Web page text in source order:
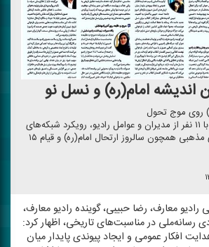
اندیشه امام(ره) و نسل نو
روی موج تحول
قاب كوچك در گفت‌وگو با ۱۱ نفر از مدیران و عوامل رادیو، رویكرد شبكه‌های
رادیویی در مناسبت‌های مذهبی همچون سالروز ارتحال امام(ره) و قیام ۱۵
معارف، رضا حبیبی، گوینده رادیو معارف،
رسانه‌ملی در مناسبت‌های تاریخی، اظهار كرد:
افكار عمومی و ایجاد پیوندی پایدار میان